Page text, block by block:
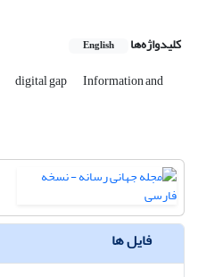
کلیدواژه‌ها English
digital gap Information and
فایل ها